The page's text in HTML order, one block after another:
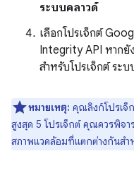
ระบบคลาวด์
เลือกโปรเจ็กต์
Integrity API หากยั
สำหรับโปรเจ็กต์ ระ
หมายเหตุ: คุณลิงก์โปรเจ็
สูงสุด 5 โปรเจ็กต์ คุณควรพิจ
สภาพแวดล้อมที่แตกต่างกันสำ